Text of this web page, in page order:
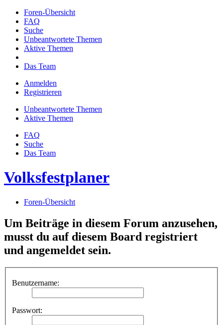
Foren-Übersicht
FAQ
Suche
Unbeantwortete Themen
Aktive Themen
Das Team
Anmelden
Registrieren
Unbeantwortete Themen
Aktive Themen
FAQ
Suche
Das Team
Volksfestplaner
Foren-Übersicht
Um Beiträge in diesem Forum anzusehen,
musst du auf diesem Board registriert
und angemeldet sein.
Benutzername:
Passwort: